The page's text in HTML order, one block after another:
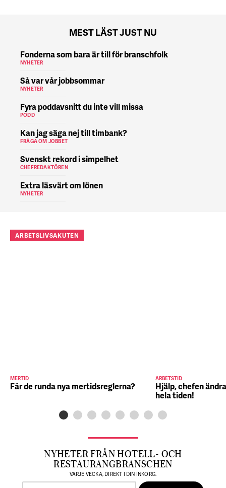
MEST LÄST JUST NU
Fonderna som bara är till för branschfolk
NYHETER
Så var vår jobbsommar
NYHETER
Fyra poddavsnitt du inte vill missa
PODD
Kan jag säga nej till timbank?
FRÅGA OM JOBBET
Svenskt rekord i simpelhet
CHEFREDAKTÖREN
Extra läsvärt om lönen
NYHETER
ARBETSLIVSAKUTEN
MERTID
Får de runda nya mertidsreglerna?
ARBETSTID
Hjälp, chefen
hela tiden!
NYHETER FRÅN HOTELL- OCH
RESTAURANGBRANSCHEN
VARJE VECKA, DIREKT I DIN INKORG.